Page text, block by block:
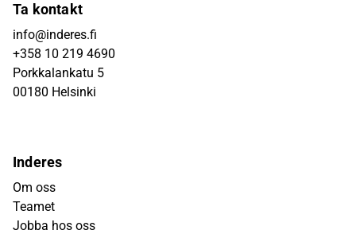
Ta kontakt
info@inderes.fi
+358 10 219 4690
Porkkalankatu 5
00180 Helsinki
Inderes
Om oss
Teamet
Jobba hos oss